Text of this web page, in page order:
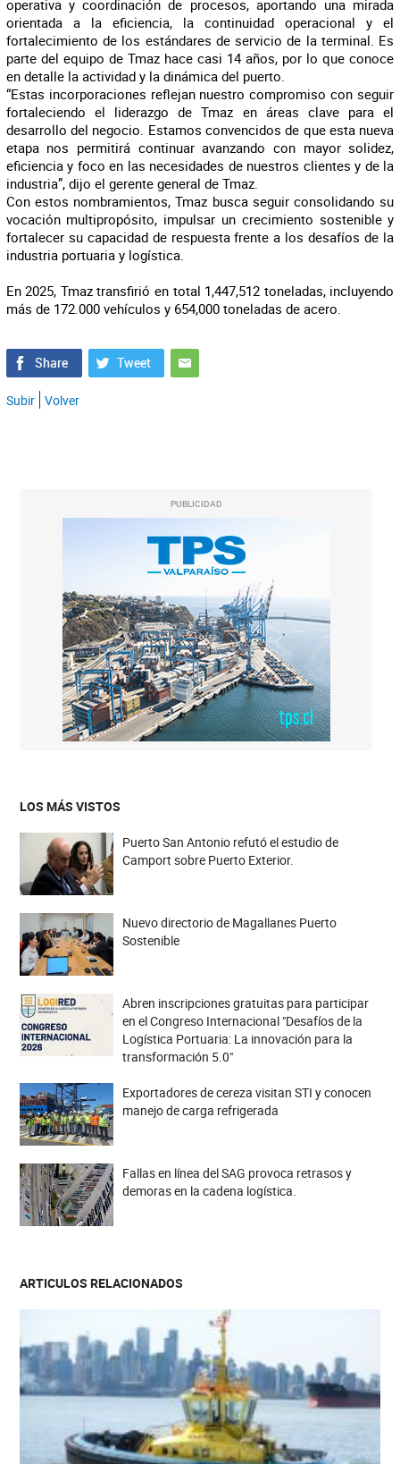
operativa y coordinación de procesos, aportando una mirada
orientada a la eficiencia, la continuidad operacional y el
fortalecimiento de los estándares de servicio de la terminal. Es
parte del equipo de Tmaz hace casi 14 años, por lo que conoce
en detalle la actividad y la dinámica del puerto.
“Estas incorporaciones reflejan nuestro compromiso con seguir
fortaleciendo el liderazgo de Tmaz en áreas clave para el
desarrollo del negocio. Estamos convencidos de que esta nueva
etapa nos permitirá continuar avanzando con mayor solidez,
eficiencia y foco en las necesidades de nuestros clientes y de la
industria”, dijo el gerente general de Tmaz.
Con estos nombramientos, Tmaz busca seguir consolidando su
vocación multipropósito, impulsar un crecimiento sostenible y
fortalecer su capacidad de respuesta frente a los desafíos de la
industria portuaria y logística.
En 2025, Tmaz transfirió en total 1,447,512 toneladas, incluyendo
más de 172.000 vehículos y 654,000 toneladas de acero.
Subir Volver
PUBLICIDAD
LOS MÁS VISTOS
Puerto San Antonio refutó el estudio de
Camport sobre Puerto Exterior.
Nuevo directorio de Magallanes Puerto
Sostenible
Abren inscripciones gratuitas para participar
en el Congreso Internacional "Desafíos de la
Logística Portuaria: La innovación para la
transformación 5.0"
Exportadores de cereza visitan STI y conocen
manejo de carga refrigerada
Fallas en línea del SAG provoca retrasos y
demoras en la cadena logística.
ARTICULOS RELACIONADOS